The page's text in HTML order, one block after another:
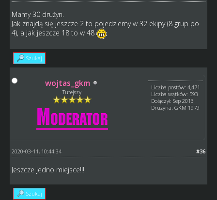
Mamy 30 drużyn.
Jak znajdą się jeszcze 2 to pojedziemy w 32 ekipy (8 grup po
4), a jak jeszcze 18 to w 48
Szukaj
wojtas_gkm
Tutejszy
Liczba postów: 4,471
Liczba wątków: 593
Dołączył: Sep 2013
Drużyna: GKM 1979
#36
2020-03-11, 10:44:34
Jeszcze jedno miejsce!!!
Szukaj